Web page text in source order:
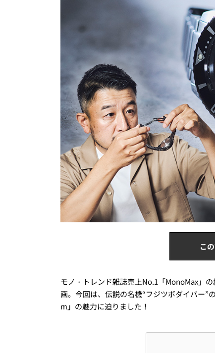
こ
モノ・トレンド雑誌売上No.1「MonoMax」
画。今回は、伝説の名機“フジツボダイバー”
m」の魅力に迫りました！